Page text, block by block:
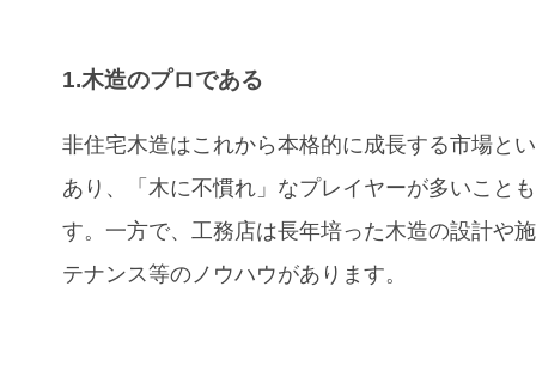
1.木造のプロである
非住宅木造はこれから本格的に成長する市場と
あり、「木に不慣れ」なプレイヤーが多いこと
す。一方で、工務店は長年培った木造の設計や
テナンス等のノウハウがあります。